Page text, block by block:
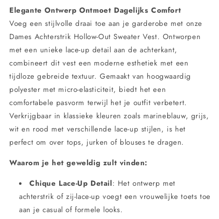
Gebreid
Up
Ontwerp
voor
een
Uiterlijk
Gebreid
Lace-
Up
Ontwerp
voor
een
Uiterlijk
Elegante Ontwerp Ontmoet Dagelijks Comfort
Voeg een stijlvolle draai toe aan je garderobe met onze
Dames Achterstrik Hollow-Out Sweater Vest. Ontworpen
met een unieke lace-up detail aan de achterkant,
combineert dit vest een moderne esthetiek met een
tijdloze gebreide textuur. Gemaakt van hoogwaardig
polyester met micro-elasticiteit, biedt het een
comfortabele pasvorm terwijl het je outfit verbetert.
Verkrijgbaar in klassieke kleuren zoals marineblauw, grijs,
wit en rood met verschillende lace-up stijlen, is het
perfect om over tops, jurken of blouses te dragen.
Waarom je het geweldig zult vinden:
Chique Lace-Up Detail: Het ontwerp met
achterstrik of zij-lace-up voegt een vrouwelijke toets toe
aan je casual of formele looks.